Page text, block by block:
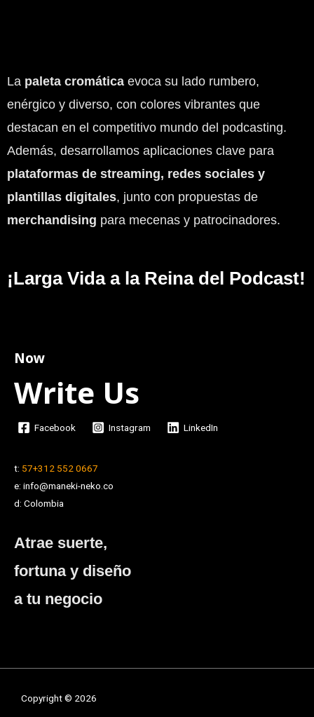
La paleta cromática evoca su lado rumbero,
enérgico y diverso, con colores vibrantes que
destacan en el competitivo mundo del podcasting.
Además, desarrollamos aplicaciones clave para
plataformas de streaming, redes sociales y
plantillas digitales, junto con propuestas de
merchandising para mecenas y patrocinadores.
¡Larga Vida a la Reina del Podcast!
Now
Write Us
Facebook Instagram LinkedIn
t: 57+312 552 0667
e: info@maneki-neko.co
d: Colombia
Atrae suerte,
fortuna y diseño
a tu negocio
Copyright © 2026